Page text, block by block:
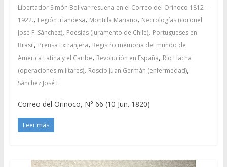
Libertador Simón Bolívar resuena en el Correo del Orinoco 1812 -
1922., Legión irlandesa, Montilla Mariano, Necrologías (coronel
José F. Sánchez), Poesías (Juramento de Chile), Portugueses en
Brasil, Prensa Extranjera, Registro memoria del mundo de
América Latina y el Caribe, Revolución en España, Río Hacha
(operaciones militares), Roscio Juan Germán (enfermedad),
Sánchez José F.
Correo del Orinoco, N° 66 (10 Jun. 1820)
Leer más